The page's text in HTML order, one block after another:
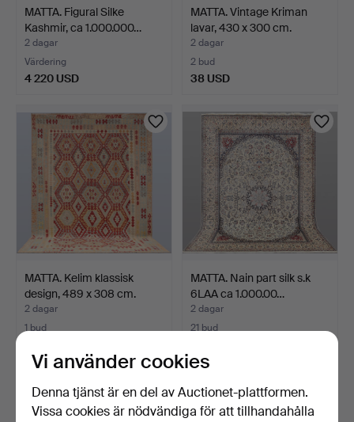
MATTA. Figural Silke
Kashmir, ca 1.000.000…
2 dagar
Värdering
4 220 USD
MATTA. Vintage Kriman
lavar, 430 x 300 cm.
2 dagar
2 bud
38 USD
MATTA. Kelim klassisk
design, 489 x 308 cm.
2 dagar
1 bud
MATTA. Nain part silk s.k
6LAA ca 1.000.00…
2 dagar
21 bud
Vi använder cookies
Denna tjänst är en del av Auctionet-plattformen.
Vissa cookies är nödvändiga för att tillhandahålla